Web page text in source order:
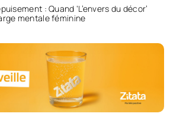
: Quand ‘L’envers du décor’
mentale féminine